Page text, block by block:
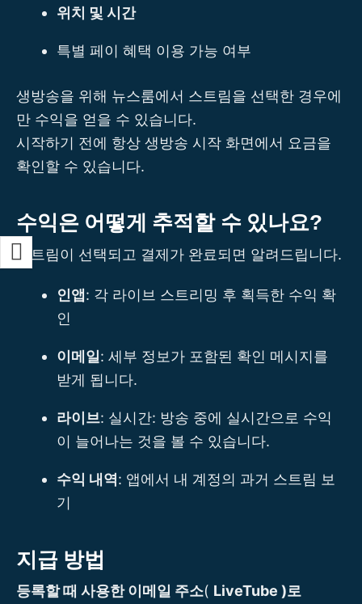
위치 및 시간
특별 페이 혜택 이용 가능 여부
생방송을 위해 뉴스룸에서 스트림을 선택한 경우에
만 수익을 얻을 수 있습니다.
시작하기 전에 항상 생방송 시작 화면에서 요금을
확인할 수 있습니다.
수익은 어떻게 추적할 수 있나요?
스트림이 선택되고 결제가 완료되면 알려드립니다.
인앱 : 각 라이브 스트리밍 후 획득한 수익 확
인
이메일 : 세부 정보가 포함된 확인 메시지를
받게 됩니다.
라이브: 실시간: 방송 중에 실시간으로 수익
이 늘어나는 것을 볼 수 있습니다.
수익 내역: 앱에서 내 계정의 과거 스트림 보
기
지급 방법
등록할 때 사용한 이메일 주소( LiveTube )로